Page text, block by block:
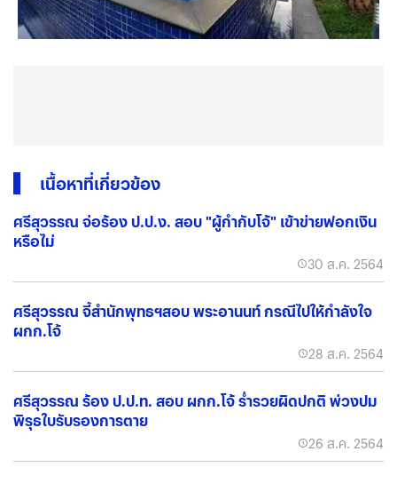
เนื้อหาที่เกี่ยวข้อง
ศรีสุวรรณ จ่อร้อง ป.ป.ง. สอบ "ผู้กำกับโจ้" เข้าข่ายฟอกเงิน
หรือไม่
30 ส.ค. 2564
ศรีสุวรรณ จี้สำนักพุทธฯสอบ พระอานนท์ กรณีไปให้กำลังใจ
ผกก.โจ้
28 ส.ค. 2564
ศรีสุวรรณ ร้อง ป.ป.ท. สอบ ผกก.โจ้ ร่ำรวยผิดปกติ พ่วงปม
พิรุธใบรับรองการตาย
26 ส.ค. 2564